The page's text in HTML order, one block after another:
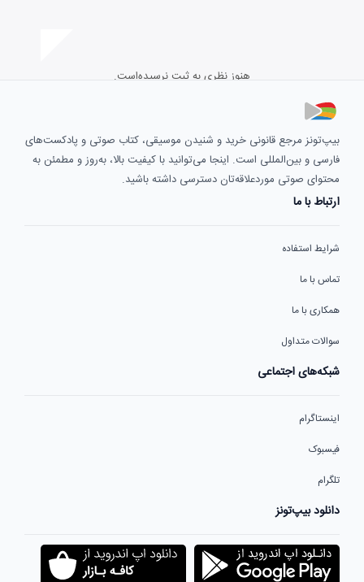
هنوز نظری به ثبت نرسیده‌است.
بیپ‌تونز مرجع قانونی خرید و شنیدن موسیقی، کتاب صوتی و پادکست‌های
فارسی و بین‌المللی است. اینجا می‌توانید با کیفیت بالا، به‌روز و مطمئن به
محتوای صوتی موردعلاقه‌تان دسترسی داشته باشید.
ارتباط با ما
شرایط استفاده
تماس با ما
همکاری با ما
سوالات متداول
شبکه‌های اجتماعی
اینستاگرام
فیسبوک
تلگرام
دانلود بیپ‌تونز